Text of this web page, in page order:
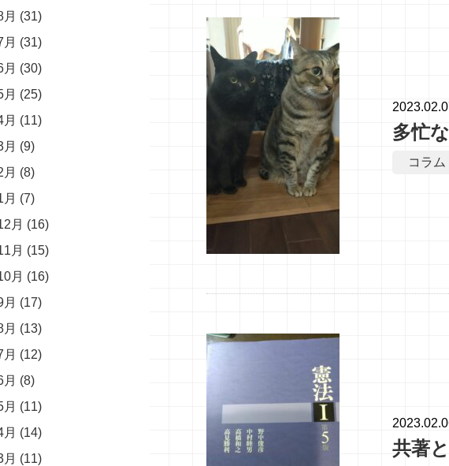
多忙
コラム
共著
(31)
(31)
(30)
(25)
(11)
(9)
(8)
(7)
月 (16)
月 (15)
月 (16)
(17)
(13)
(12)
(8)
(11)
(14)
(11)